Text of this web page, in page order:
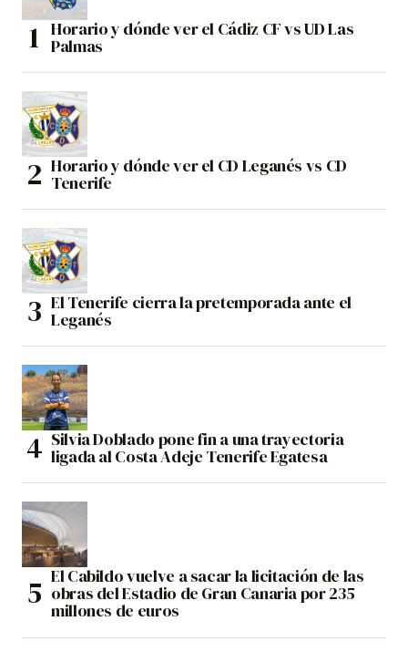
Horario y dónde ver el Cádiz CF vs UD Las
Palmas
Horario y dónde ver el CD Leganés vs CD
Tenerife
El Tenerife cierra la pretemporada ante el
Leganés
Silvia Doblado pone fin a una trayectoria
ligada al Costa Adeje Tenerife Egatesa
El Cabildo vuelve a sacar la licitación de las
obras del Estadio de Gran Canaria por 235
millones de euros